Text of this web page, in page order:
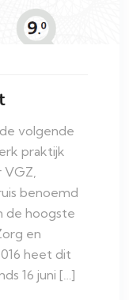
volgende
praktijk
VGZ,
benoemd
de hoogste
en
heet dit
16 juni […]